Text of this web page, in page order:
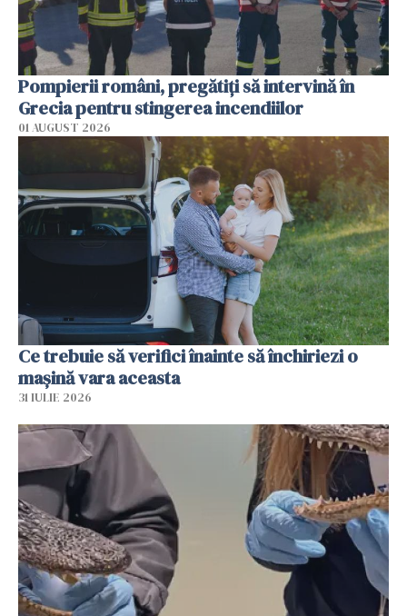
Pompierii români, pregătiţi să intervină în
Grecia pentru stingerea incendiilor
01 AUGUST 2026
Ce trebuie să verifici înainte să închiriezi o
mașină vara aceasta
31 IULIE 2026